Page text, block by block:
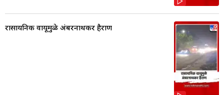
रासायनिक वायूमुळे अंबरनाथकर हैराण